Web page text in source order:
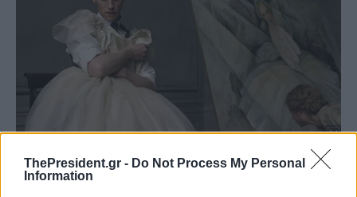
ThePresident.gr - Do Not Process My Personal
Information